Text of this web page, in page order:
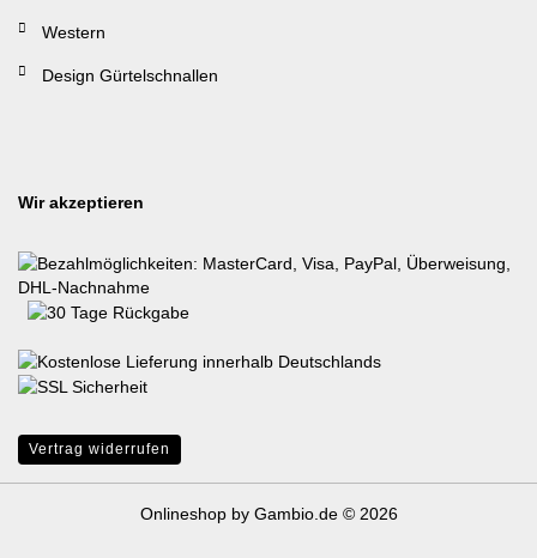
Western
Design Gürtelschnallen
Wir akzeptieren
Vertrag widerrufen
Onlineshopby Gambio.de © 2026